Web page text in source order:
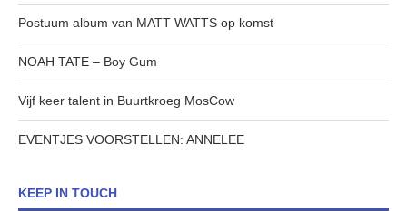
Postuum album van MATT WATTS op komst
NOAH TATE – Boy Gum
Vijf keer talent in Buurtkroeg MosCow
EVENTJES VOORSTELLEN: ANNELEE
KEEP IN TOUCH